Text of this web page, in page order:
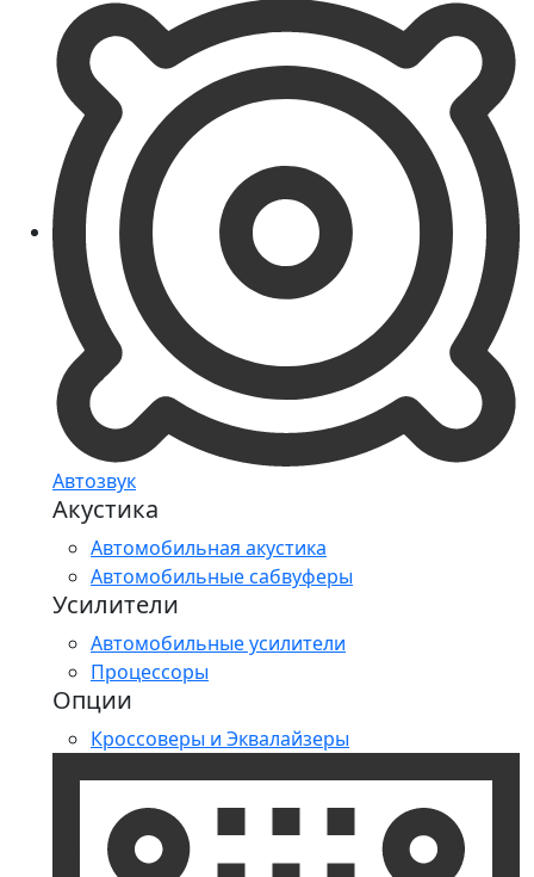
Автозвук
Акустика
Автомобильная акустика
Автомобильные сабвуферы
Усилители
Автомобильные усилители
Процессоры
Опции
Кроссоверы и Эквалайзеры